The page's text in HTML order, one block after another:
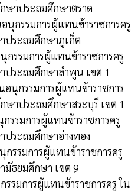
ษาประถมศึกษาตราด
นุกรรมการผู้แทนข้าราชการครู
ประถมศึกษาภูเก็ต
กรรมการผู้แทนข้าราชการครู
ประถมศึกษาลำพูน เขต 1
นุกรรมการผู้แทนข้าราชการ
ษาประถมศึกษาสระบุรี เขต 1
รรมการผู้แทนข้าราชการครู
ประถมศึกษาอ่างทอง
รรมการผู้แทนข้าราชการครู
มัธยมศึกษา เขต 9
รมการผู้แทนข้าราชการครู ใน